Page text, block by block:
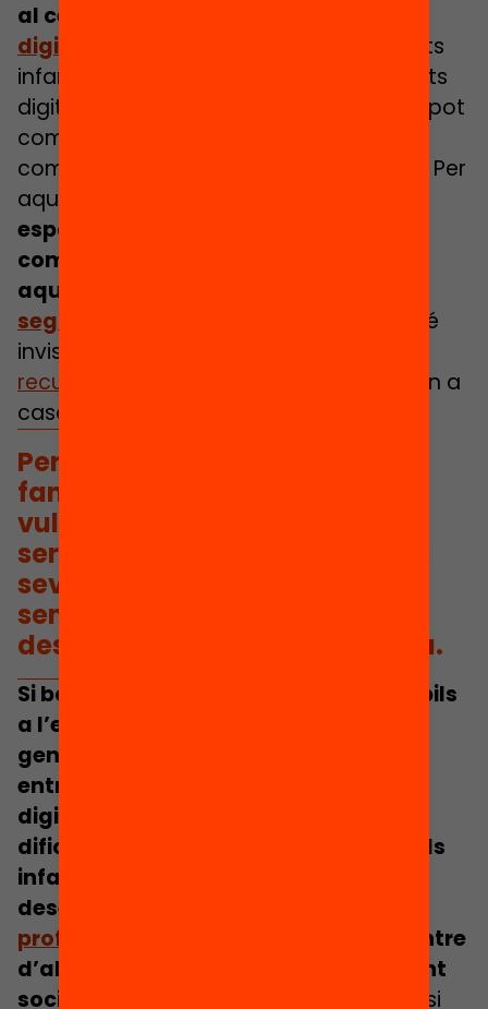
al centre del debat:
digitals són desigualtats socials
Molts
infants són vulnerables a les desigualtats
digitals per raons socioculturals, el que pot
comprometre el seu desenvolupament
competencial (
). Per
aquests infants, l
espais on desenvolupar les seves
competències digitals sense patir
aquestes desigualtats i
segura
Parlem de desigualtats gaire bé
invisibles i que van més enllà d’oferir
recursos
que, a vegades, no es disposen a
casa.
Per infants amb entorns
familiars socioculturalment
vulnerables, les escoles poden
ser espais on desenvolupar les
seves competències digitals
sense patir aquestes
desigualtats i de forma segura.
Si bé la introducció massiva dels mòbils
a l’escola pot perjudicar als infants i
generar noves bretxes (per exemple,
entre els infants més competents
digitalment i els que tenen majors
dificultats), l’erradicació pot privar als
infants d’espais d’empoderament i
desenvolupament
professional
que permeten, entre
d’altres,
eminentment
socials
. Per tant, independentment de si